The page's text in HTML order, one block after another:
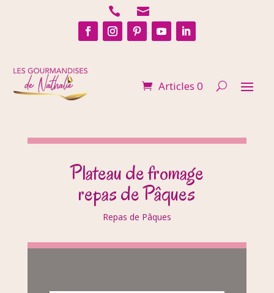
 
Articles 0
Plateau de fromage
repas de Pâques
Repas de Pâques